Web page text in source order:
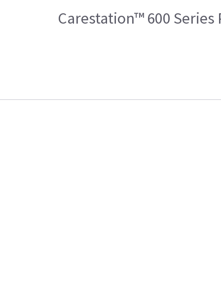
Carestation™ 600 Series